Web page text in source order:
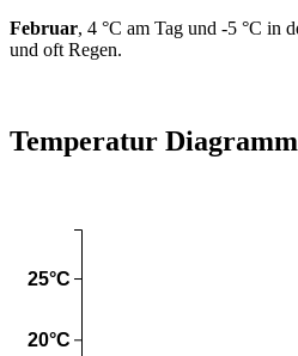
Februar, 4 °C am Tag und -5 °C in
und oft Regen.
Temperatur Diagramm